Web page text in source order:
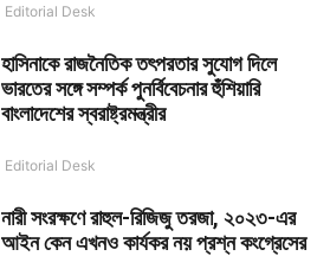
Editorial Desk
হাসিনাকে রাজনৈতিক তৎপরতার সুযোগ দিলে
ভারতের সঙ্গে সম্পর্ক পুনর্বিবেচনার হুঁশিয়ারি
বাংলাদেশের স্বরাষ্ট্রমন্ত্রীর
Editorial Desk
নারী সংরক্ষণে রাহুল-রিজিজু তরজা, ২০২৩-এর
আইন কেন এখনও কার্যকর নয় প্রশ্ন কংগ্রেসের